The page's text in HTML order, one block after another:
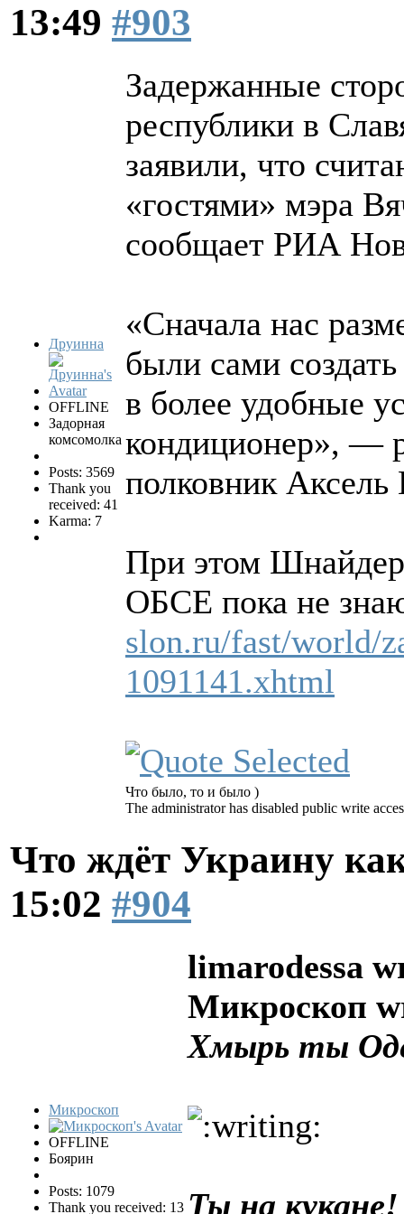
13:49 #903
Друинна
OFFLINE
Задорная
комсомолка
Posts: 3569
Thank you
received: 41
Karma: 7
Задержанные
республики в
заявили, что
«гостями» мэра
сообщает РИА
«Сначала нас
были сами
в более удобные
кондиционер», —
полковник
При этом Шнайдер
ОБСЕ пока не
slon.ru/fast/world/
1091141.xhtml
Что было, то и было )
The administrator has disabled public write
Что ждёт Украину
15:02 #904
Микроскоп
OFFLINE
Боярин
Posts: 1079
Thank you received: 13
limarodessa
Микроскоп
Хмырь ты
Ты на